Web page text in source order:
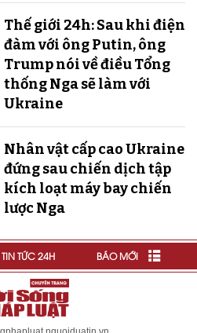
Thế giới 24h: Sau khi điện
đàm với ông Putin, ông
Trump nói về điều Tổng
thống Nga sẽ làm với
Ukraine
Nhân vật cấp cao Ukraine
đứng sau chiến dịch tập
kích loạt máy bay chiến
lược Nga
TIN TỨC 24H BÁO MỚI